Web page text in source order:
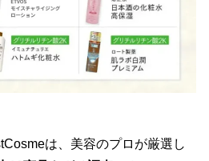
は、美容のプロが厳選し